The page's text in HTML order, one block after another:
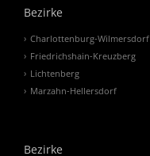
Bezirke
Charlottenburg-Wilmersdorf
Friedrichshain-Kreuzberg
Lichtenberg
Marzahn-Hellersdorf
Bezirke